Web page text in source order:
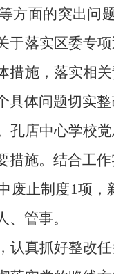
方面的突出问
于落实区委专
措施，落实相
具体问题切实
孔店中心学校
措施。结合工
废止制度1项
管事。
认真抓好整改